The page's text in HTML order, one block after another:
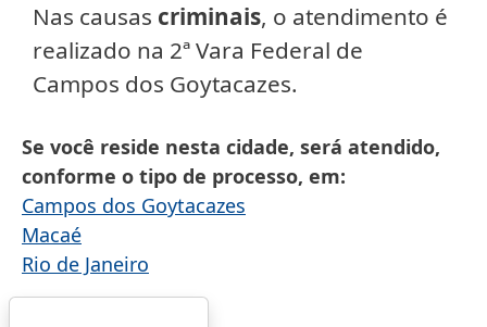
Nas causas criminais, o atendimento é
realizado na 2ª Vara Federal de
Campos dos Goytacazes.
Se você reside nesta cidade, será atendido,
conforme o tipo de processo, em
Campos dos Goytacazes
Macaé
Rio de Janeiro